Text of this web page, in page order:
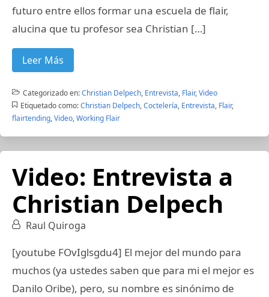
futuro entre ellos formar una escuela de flair,
alucina que tu profesor sea Christian […]
Leer Más
Categorizado en:Christian Delpech, Entrevista, Flair,Video
Etiquetado como: Christian Delpech,Coctelería, Entrevista, Flair,
flairtending,Video,Working Flair
Video: Entrevista a
Christian Delpech
Raul Quiroga
[youtube FOvIglsgdu4] El mejor del mundo para
muchos (ya ustedes saben que para mi el mejor es
Danilo Oribe), pero, su nombre es sinónimo de